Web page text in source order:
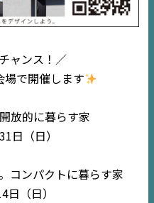
ャンス！／
で開催します
放的に暮らす家
日（日）
コンパクトに暮らす家
（日）